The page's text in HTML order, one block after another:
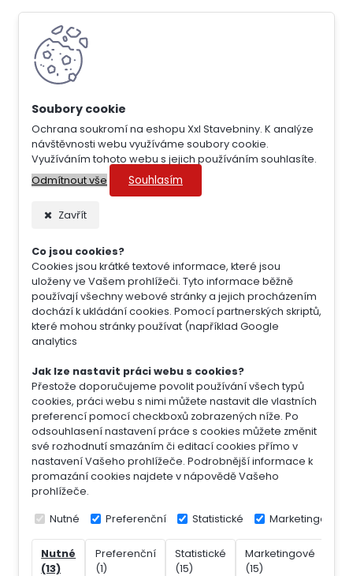
Ochrana soukromí na eshopu Xxl Stavebniny. K analýze
návštěvnosti webu využíváme soubory cookie.
Využíváním tohoto webu s jejich používáním souhlasíte.
Odmítnout vše
Souhlasím
Zavřít
Co jsou cookies?
Cookies jsou krátké textové informace, které jsou
uloženy ve Vašem prohlížeči. Tyto informace běžně
používají všechny webové stránky a jejich procházením
dochází k ukládání cookies. Pomocí partnerských skriptů,
které mohou stránky používat (například Google
analytics
Jak lze nastavit práci webu s cookies?
Přestože doporučujeme povolit používání všech typů
cookies, práci webu s nimi můžete nastavit dle vlastních
preferencí pomocí checkboxů zobrazených níže. Po
odsouhlasení nastavení práce s cookies můžete změnit
své rozhodnutí smazáním či editací cookies přímo v
nastavení Vašeho prohlížeče. Podrobnější informace k
promazání cookies najdete v nápovědě Vašeho
prohlížeče.
Nutné Preferenční Statistické Marketingové
Nutné
(13)
Preferenční
(1)
Statistické
(15)
Marketingové
(15)